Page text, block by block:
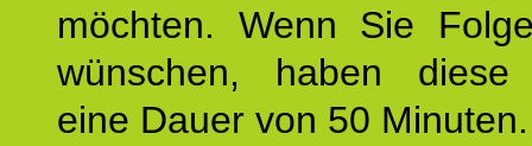
möchten. Wenn Sie
wünschen, haben diese
eine Dauer von 50 Minuten.